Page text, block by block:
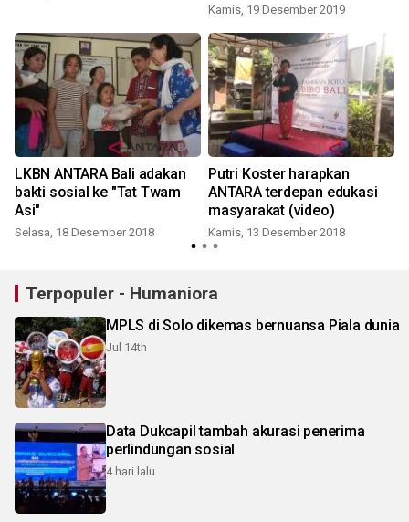
Kamis, 19 Desember 2019
LKBN ANTARA Bali adakan
bakti sosial ke "Tat Twam
Asi"
Selasa, 18 Desember 2018
Putri Koster harapkan
ANTARA terdepan edukasi
masyarakat (video)
Kamis, 13 Desember 2018
Terpopuler - Humaniora
MPLS di Solo dikemas bernuansa Piala dunia
Jul 14th
Data Dukcapil tambah akurasi penerima
perlindungan sosial
4 hari lalu